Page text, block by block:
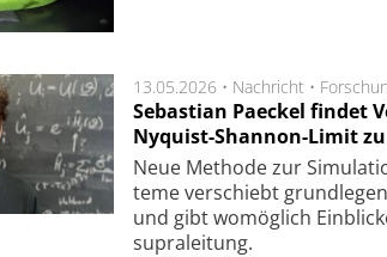
13.05.2026 • Nachricht •
Sebastian Paeckel findet
Nyquist-Shannon-Limit
Neue Methode zur
te­me ver­schiebt
und gibt wo­mög­lich
supra­lei­tung.